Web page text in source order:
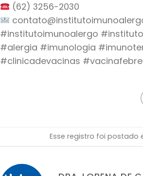
(62) 3256-2030
#institutoimunoalergo
#alergia #imunologia
#clinicadevacinas
Esse registro foi postado